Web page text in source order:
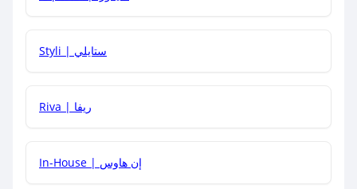
هل يمكنني جمع كود خصم مع العروض الأخرى؟
Styli | ستايلي
Riva | ريفا
In-House | إن هاوس